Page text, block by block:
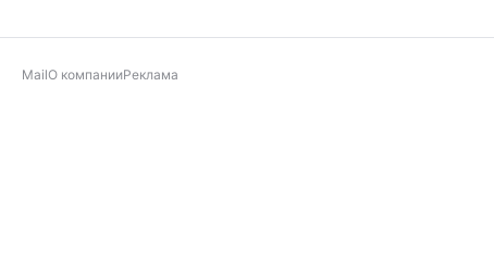
MailО компанииРеклама